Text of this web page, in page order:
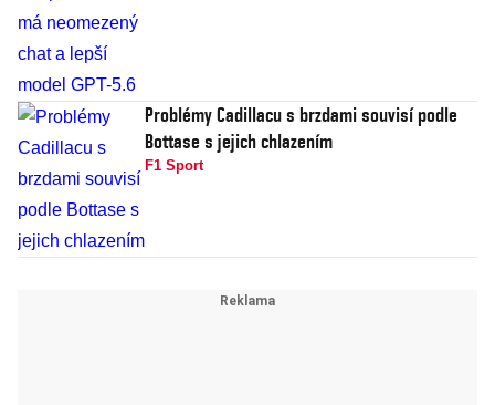
Problémy Cadillacu s brzdami souvisí podle
Bottase s jejich chlazením
F1 Sport